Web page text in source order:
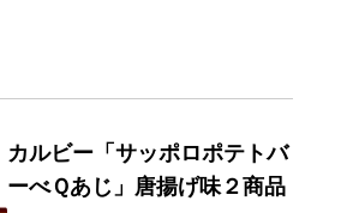
カルビー「サッポロポテトバ
ーべＱあじ」唐揚げ味２商品